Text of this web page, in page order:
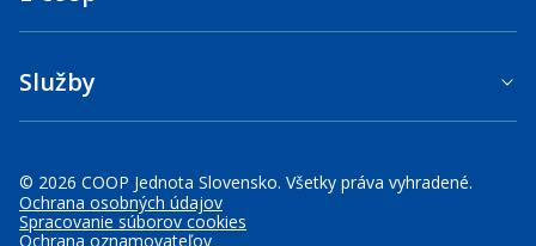
© 2026 COOP Jednota Slovensko. Všetky práva vyhradené.
Ochrana osobných údajov
Spracovanie súborov cookies
Ochrana oznamovateľov
Služby